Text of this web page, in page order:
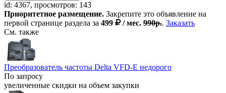
id: 4367, просмотров: 143
Приоритетное размещение. Закрепите это объявление на
первой странице раздела за 499 / мес. 990р.. Заказать
См. также
Преобразователь частоты Delta VFD-E недорого
По запросу
увеличенные скидки на объем закупки